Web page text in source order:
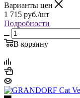
Варианты цен
1 715 руб./шт
Подробности
В корзину